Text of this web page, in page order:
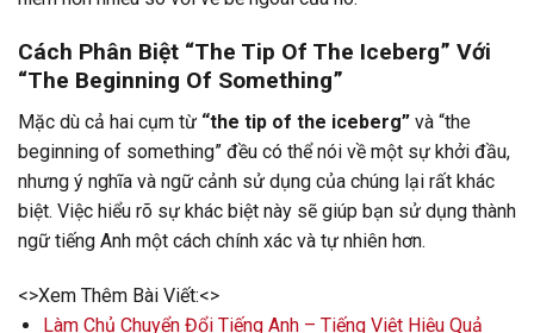
Cách Phân Biệt “The Tip Of The Iceberg” Với
“The Beginning Of Something”
Mặc dù cả hai cụm từ “the tip of the iceberg” và “the
beginning of something” đều có thể nói về một sự khởi đầu,
nhưng ý nghĩa và ngữ cảnh sử dụng của chúng lại rất khác
biệt. Việc hiểu rõ sự khác biệt này sẽ giúp bạn sử dụng thành
ngữ tiếng Anh một cách chính xác và tự nhiên hơn.
<>Xem Thêm Bài Viết:<>
Làm Chủ Chuyển Đổi Tiếng Anh – Tiếng Việt Hiệu Quả